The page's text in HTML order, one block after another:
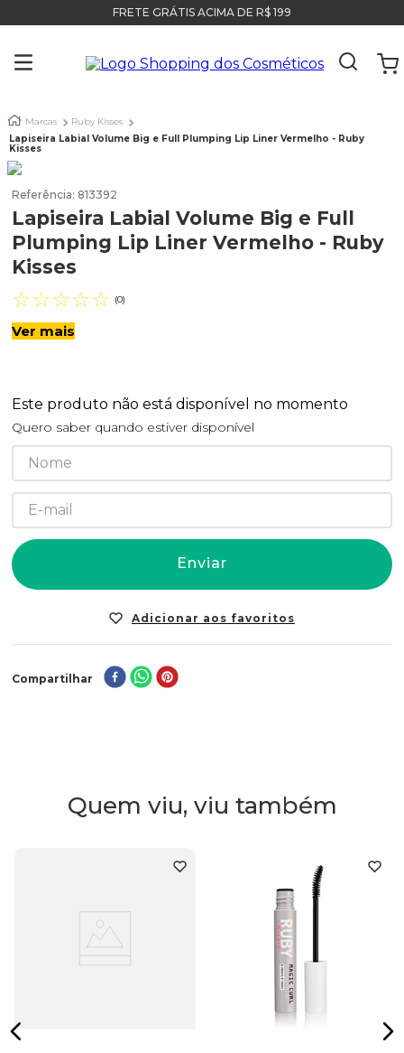
FRETE GRÁTIS ACIMA DE R$ 199
Marcas
Ruby Kisses
Lapiseira Labial Volume Big e Full Plumping Lip Liner Vermelho - Ruby
Kisses
Referência: 813392
Lapiseira Labial Volume Big e Full
Plumping Lip Liner Vermelho - Ruby
Kisses
☆☆☆☆☆ (0)
Ver mais
Este produto não está disponível no momento
Quero saber quando estiver disponível
Enviar
Compartilhar
Quem viu, viu também